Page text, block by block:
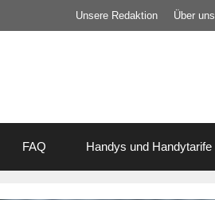
Unsere Redaktion Über uns
FAQ Handys und Handytarife